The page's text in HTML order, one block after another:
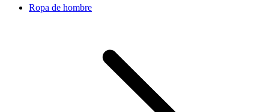
Ropa de hombre